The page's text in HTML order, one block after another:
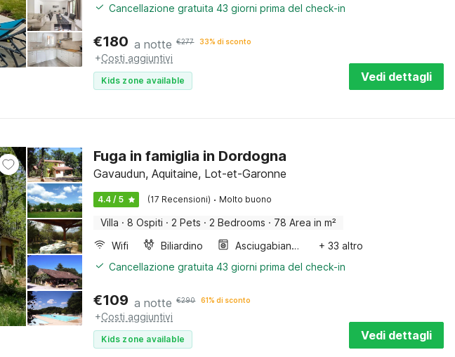
Cancellazione gratuita 43 giorni prima del check-in
€180 a notte €277 33% di sconto
+Costi aggiuntivi
Kids zone available Vedi dettagli
Fuga in famiglia in Dordogna
Gavaudun, Aquitaine, Lot-et-Garonne
4.4 / 5 (17 Recensioni) · Molto buono
Villa · 8 Ospiti · 2 Pets · 2 Bedrooms · 78 Area in m²
Wifi
Biliardino Asciugabiancheria
+ 33 altro
Cancellazione gratuita 43 giorni prima del check-in
€109 a notte €290 61% di sconto
+Costi aggiuntivi
Kids zone available Vedi dettagli